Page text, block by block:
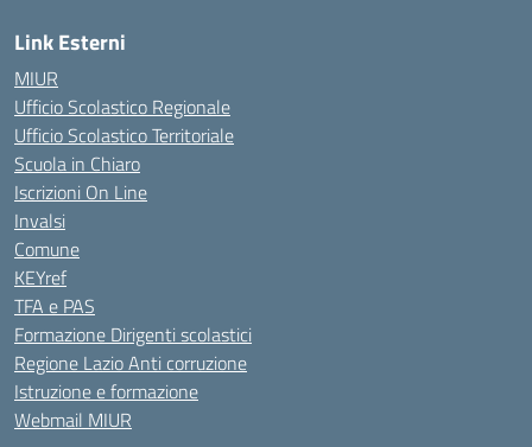
Link Esterni
MIUR
Ufficio Scolastico Regionale
Ufficio Scolastico Territoriale
Scuola in Chiaro
Iscrizioni On Line
Invalsi
Comune
KEYref
TFA e PAS
Formazione Dirigenti scolastici
Regione Lazio Anti corruzione
Istruzione e formazione
Webmail MIUR